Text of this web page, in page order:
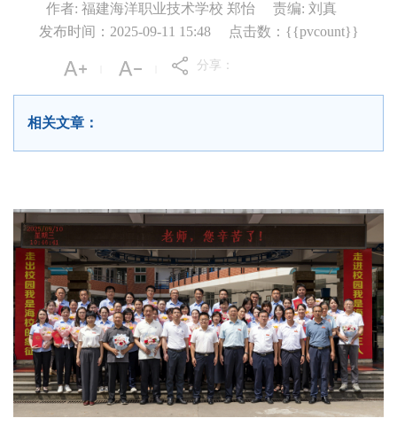
作者: 福建海洋职业技术学校 郑怡
责编: 刘真
发布时间：2025-09-11 15:48
点击数：{{pvcount}}
分享：
相关文章：